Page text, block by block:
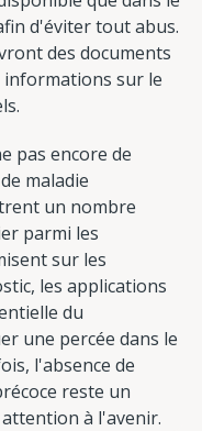
d'éviter tout abus.
des documents
informations sur le
pas encore de
maladie
un nombre
parmi les
sur les
les applications
du
une percée dans le
l'absence de
reste un
à l'avenir.